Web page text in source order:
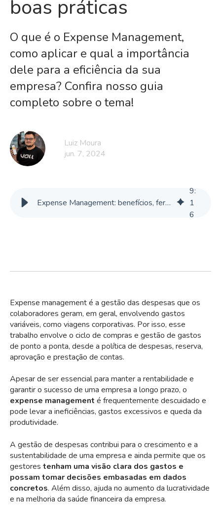
boas práticas
O que é o Expense Management,
como aplicar e qual a importância
dele para a eficiência da sua
empresa? Confira nosso guia
completo sobre o tema!
Luiz Moura
jun. 7, 2024
Expense Management: benefícios, ferramentas com IA e boas práticas
9:
1
6
Expense management é a gestão das despesas que os
colaboradores geram, em geral, envolvendo gastos
variáveis, como viagens corporativas. Por isso, esse
trabalho envolve o ciclo de compras e gestão de gastos
de ponto a ponta, desde a política de despesas, reserva,
aprovação e prestação de contas.
Apesar de ser essencial para manter a rentabilidade e
garantir o sucesso de uma empresa a longo prazo, o
expense management é frequentemente descuidado e
pode levar a ineficiências, gastos excessivos e queda da
produtividade.
A gestão de despesas contribui para o crescimento e a
sustentabilidade de uma empresa e ainda permite que os
gestores tenham uma visão clara dos gastos e
possam tomar decisões embasadas em dados
concretos. Além disso, ajuda no aumento da lucratividade
e na melhoria da saúde financeira da empresa.